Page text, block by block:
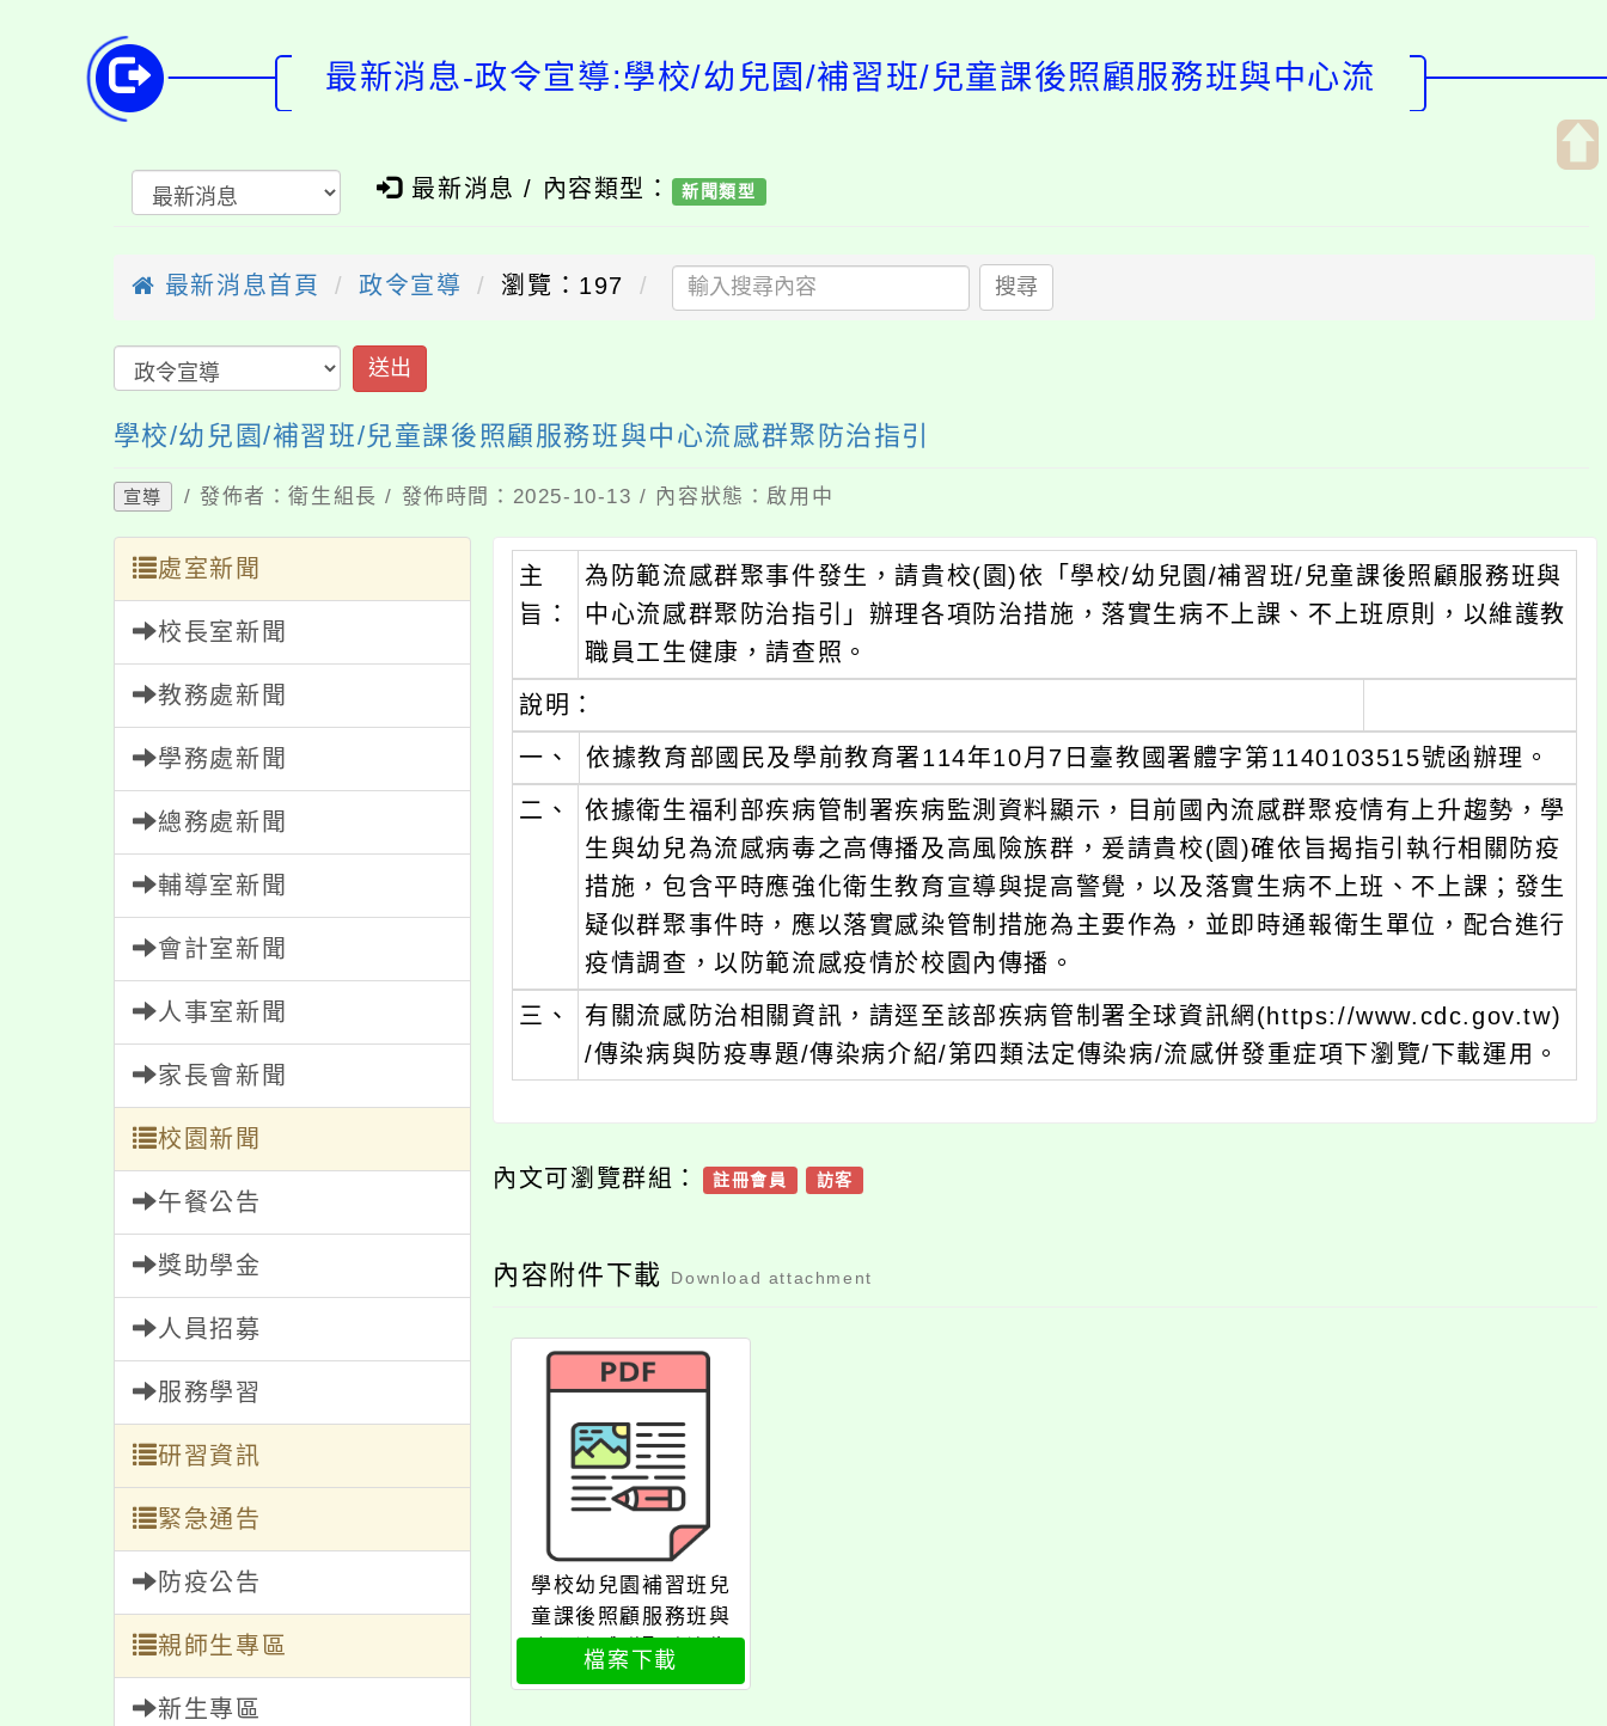
最新消息-政令宣導:學校/幼兒園/補習班/兒童課後照顧服務班與中心流
最新消息 / 內容類型： 新聞類型
最新消息首頁 政令宣導 瀏覽：197 搜尋
送出
學校/幼兒園/補習班/兒童課後照顧服務班與中心流感群聚防治指引
宣導 / 發佈者：衛生組長 / 發佈時間：2025-10-13 / 內容狀態：啟用中
處室新聞
校長室新聞
教務處新聞
學務處新聞
總務處新聞
輔導室新聞
會計室新聞
人事室新聞
家長會新聞
校園新聞
午餐公告
獎助學金
人員招募
服務學習
研習資訊
緊急通告
防疫公告
親師生專區
新生專區
主
旨：
為防範流感群聚事件發生，請貴校(園)依「學校/幼兒園/補習班/兒童課後照顧服務班與
中心流感群聚防治指引」辦理各項防治措施，落實生病不上課、不上班原則，以維護教
職員工生健康，請查照。
說明：
一、
依據教育部國民及學前教育署114年10月7日臺教國署體字第1140103515號函辦理。
二、
依據衛生福利部疾病管制署疾病監測資料顯示，目前國內流感群聚疫情有上升趨勢，學
生與幼兒為流感病毒之高傳播及高風險族群，爰請貴校(園)確依旨揭指引執行相關防疫
措施，包含平時應強化衛生教育宣導與提高警覺，以及落實生病不上班、不上課；發生
疑似群聚事件時，應以落實感染管制措施為主要作為，並即時通報衛生單位，配合進行
疫情調查，以防範流感疫情於校園內傳播。
三、
有關流感防治相關資訊，請逕至該部疾病管制署全球資訊網(https://www.cdc.gov.tw)
/傳染病與防疫專題/傳染病介紹/第四類法定傳染病/流感併發重症項下瀏覽/下載運用。
內文可瀏覽群組： 註冊會員 訪客
內容附件下載 Download attachment
學校幼兒園補習班兒
童課後照顧服務班與
中心流感群聚防治指
引
檔案下載